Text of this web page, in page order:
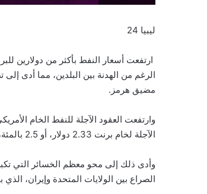
ليبيا 24
ارتفعت أسعار النفط بأكثر من دولارين
الرغم من الهدنة بين البلدين، مما أدى
مضيق هرمز.
الآجلة لخام برنت 2.33 دولار، أو 2.5 بالمئة، لتصل إلى 95.42 دولار للبرميل.
وأدى ذلك إلى محو معظم الخسائر التي
الصراع بين الولايات المتحدة وإيران،